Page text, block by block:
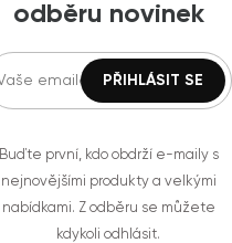
odběru novinek
Buďte první, kdo obdrží e-maily s
nejnovějšími produkty a velkými
nabídkami. Z odběru se můžete
kdykoli odhlásit.